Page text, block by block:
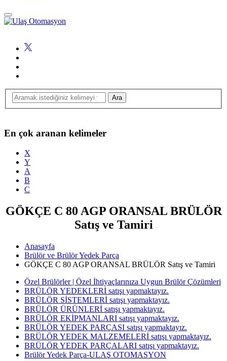
En çok aranan kelimeler
X
Y
A
B
C
GÖKÇE C 80 AGP ORANSAL BRÜLÖR
Satış ve Tamiri
Anasayfa
Brülör ve Brülör Yedek Parça
GÖKÇE C 80 AGP ORANSAL BRÜLÖR Satış ve Tamiri
Özel Brülörler | Özel İhtiyaçlarınıza Uygun Brülör Çözümleri
BRÜLÖR YEDEKLERİ satışı yapmaktayız.
BRÜLÖR SİSTEMLERİ satışı yapmaktayız.
BRÜLÖR ÜRÜNLERİ satışı yapmaktayız.
BRÜLÖR EKİPMANLARI satışı yapmaktayız.
BRÜLÖR YEDEK PARÇASI satışı yapmaktayız.
BRÜLÖR YEDEK MALZEMELERİ satışı yapmaktayız.
BRÜLÖR YEDEK PARÇALARI satışı yapmaktayız.
Brülör Yedek Parça-ULAŞ OTOMASYON